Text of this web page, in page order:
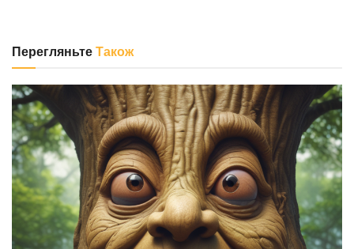
ПерегляньтеТакож